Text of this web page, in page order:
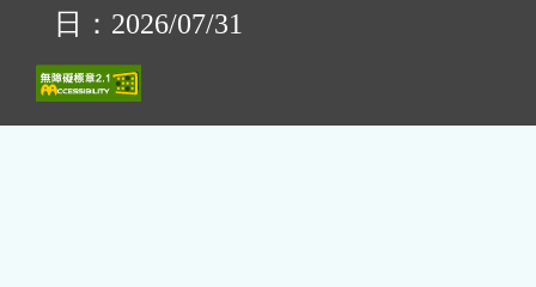
日：2026/07/31